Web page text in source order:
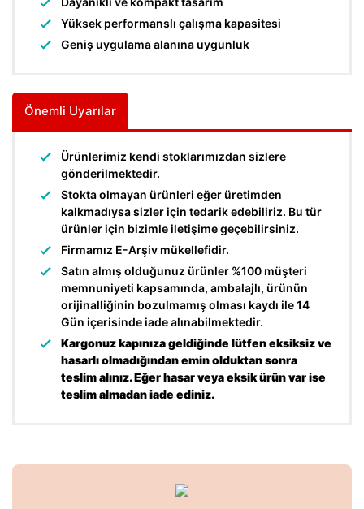
Yüksek performanslı çalışma kapasitesi
Geniş uygulama alanına uygunluk
Önemli Uyarılar
Ürünlerimiz kendi stoklarımızdan sizlere
gönderilmektedir.
Stokta olmayan ürünleri eğer üretimden
kalkmadıysa sizler için tedarik edebiliriz. Bu tür
ürünler için bizimle iletişime geçebilirsiniz.
Firmamız E-Arşiv mükellefidir.
Satın almış olduğunuz ürünler %100 müşteri
memnuniyeti kapsamında, ambalajlı, ürünün
orijinalliğinin bozulmamış olması kaydı ile 14
Gün içerisinde iade alınabilmektedir.
Kargonuz kapınıza geldiğinde lütfen eksiksiz ve
hasarlı olmadığından emin olduktan sonra
teslim alınız. Eğer hasar veya eksik ürün var ise
teslim almadan iade ediniz.
Bu ürüne ilk yorumu siz yapın!
kullanarak tarafımıza iletebilirsiniz.